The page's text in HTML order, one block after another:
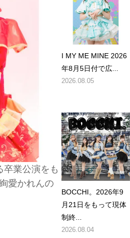
業公演をも
愛かれんの
I MY ME MINE 2026
年8月5日付で広...
2026.08.05
BOCCHI。2026年9
月21日をもって現体
制終...
2026.08.04